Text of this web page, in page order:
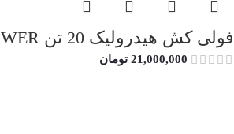
فولی کش هیدرولیک 20 تن MAXPOWER
21,000,000 تومان